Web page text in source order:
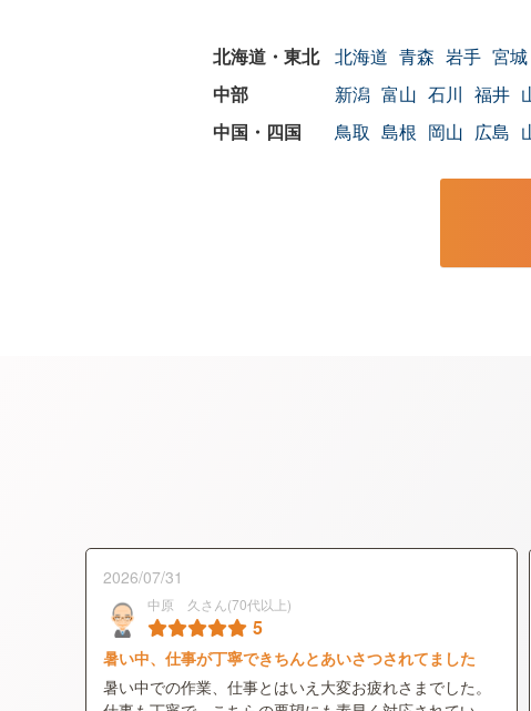
北海道 青森 岩手 宮城
新潟 富山 石川 福井
鳥取 島根 岡山 広島
2026/07/31
中原 久さん(70代以上)
5
暑い中、仕事が丁寧できちんとあいさつされてました
暑い中での作業、仕事とはいえ大変お疲れさまでした。